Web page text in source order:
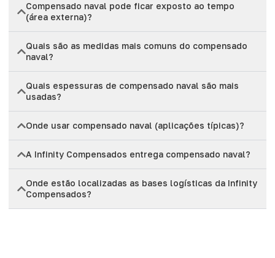
Compensado naval pode ficar exposto ao tempo
(área externa)?
Quais são as medidas mais comuns do compensado
naval?
Quais espessuras de compensado naval são mais
usadas?
Onde usar compensado naval (aplicações típicas)?
A Infinity Compensados entrega compensado naval?
Onde estão localizadas as bases logísticas da Infinity
Compensados?